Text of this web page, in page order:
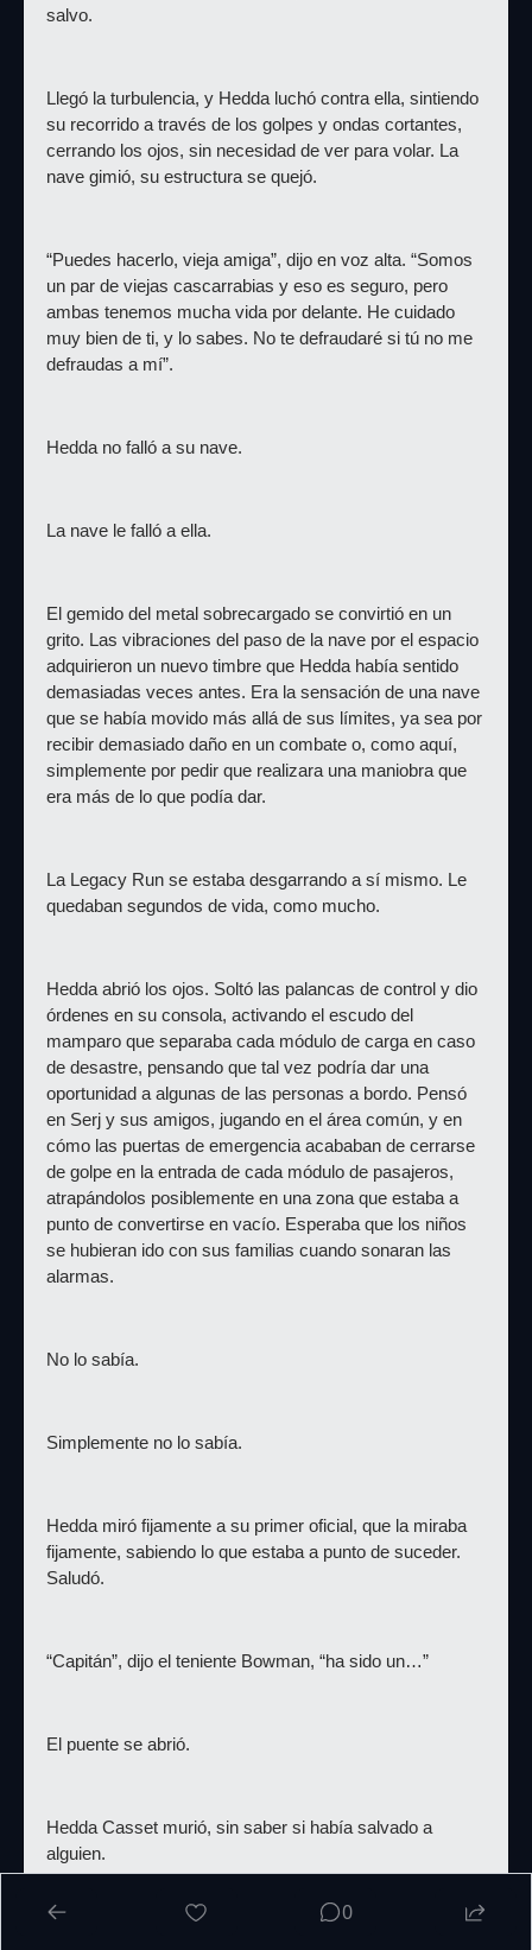
salvo.
Llegó la turbulencia, y Hedda luchó contra ella, sintiendo
su recorrido a través de los golpes y ondas cortantes,
cerrando los ojos, sin necesidad de ver para volar. La
nave gimió, su estructura se quejó.
“Puedes hacerlo, vieja amiga”, dijo en voz alta. “Somos
un par de viejas cascarrabias y eso es seguro, pero
ambas tenemos mucha vida por delante. He cuidado
muy bien de ti, y lo sabes. No te defraudaré si tú no me
defraudas a mí”.
Hedda no falló a su nave.
La nave le falló a ella.
El gemido del metal sobrecargado se convirtió en un
grito. Las vibraciones del paso de la nave por el espacio
adquirieron un nuevo timbre que Hedda había sentido
demasiadas veces antes. Era la sensación de una nave
que se había movido más allá de sus límites, ya sea por
recibir demasiado daño en un combate o, como aquí,
simplemente por pedir que realizara una maniobra que
era más de lo que podía dar.
La Legacy Run se estaba desgarrando a sí mismo. Le
quedaban segundos de vida, como mucho.
Hedda abrió los ojos. Soltó las palancas de control y dio
órdenes en su consola, activando el escudo del
mamparo que separaba cada módulo de carga en caso
de desastre, pensando que tal vez podría dar una
oportunidad a algunas de las personas a bordo. Pensó
en Serj y sus amigos, jugando en el área común, y en
cómo las puertas de emergencia acababan de cerrarse
de golpe en la entrada de cada módulo de pasajeros,
atrapándolos posiblemente en una zona que estaba a
punto de convertirse en vacío. Esperaba que los niños
se hubieran ido con sus familias cuando sonaran las
alarmas.
No lo sabía.
Simplemente no lo sabía.
Hedda miró fijamente a su primer oficial, que la miraba
fijamente, sabiendo lo que estaba a punto de suceder.
Saludó.
“Capitán”, dijo el teniente Bowman, “ha sido un…”
El puente se abrió.
Hedda Casset murió, sin saber si había salvado a
alguien.
0